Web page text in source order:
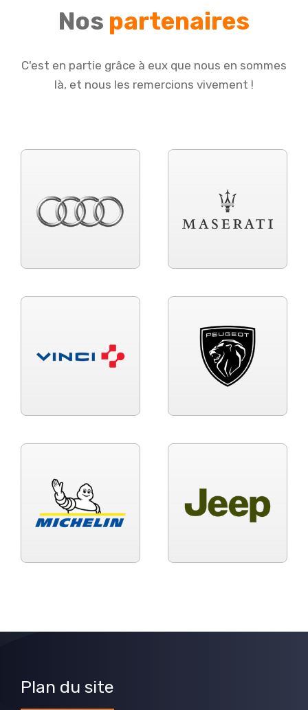
Nos partenaires
C'est en partie grâce à eux que nous en sommes
là, et nous les remercions vivement !
Plan du site